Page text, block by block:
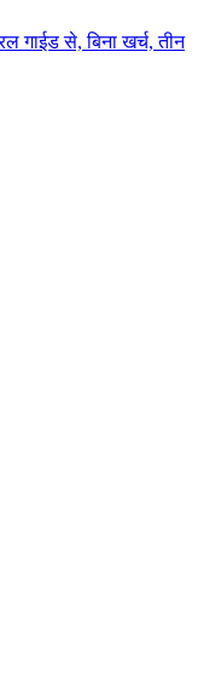
गाईड से, बिना खर्च, तीन